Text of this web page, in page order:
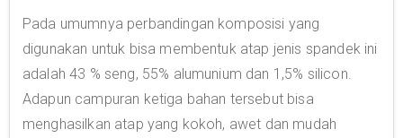
Pada umumnya perbandingan komposisi yang
digunakan untuk bisa membentuk atap jenis spandek ini
adalah 43 % seng, 55% alumunium dan 1,5% silicon.
Adapun campuran ketiga bahan tersebut bisa
menghasilkan atap yang kokoh, awet dan mudah